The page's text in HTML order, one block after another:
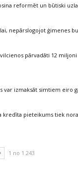
reformēt un būtiski
nepārslogojot ģimenes
pārvadāti 12 miljoni
var izmaksāt simtiem eiro
kredīta pieteikums tiek
1 no 1 243